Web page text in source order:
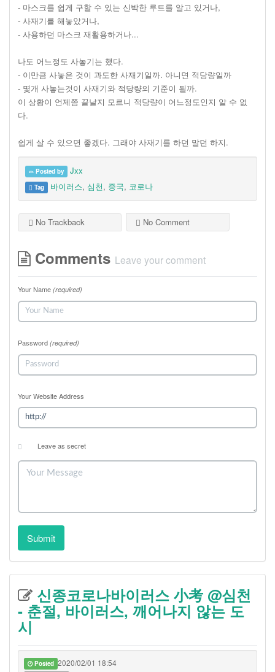
- 마스크를 쉽게 구할 수 있는 신박한 루트를 알고 있거나,
- 사재기를 해놓았거나,
- 사용하던 마스크 재활용하거나...
나도 어느정도 사놓기는 했다.
- 이만큼 사놓은 것이 과도한 사재기일까. 아니면 적당량일까
- 몇개 사놓는것이 사재기와 적당량의 기준이 될까.
이 상황이 언제쯤 끝날지 모르니 적당량이 어느정도인지 알 수 없
다.
쉽게 살 수 있으면 좋겠다. 그래야 사재기를 하던 말던 하지.
Posted by Jxx
Tag 바이러스, 심천, 중국, 코로나
No Trackback No Comment
Comments Leave your comment
Your Name (required)
Password (required)
Your Website Address
Leave as secret
Submit
신종코로나바이러스 小考 @심천
- 춘절, 바이러스, 깨어나지 않는 도
시
Posted 2020/02/01 18:54